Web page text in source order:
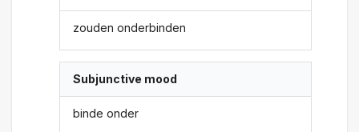
zouden onderbinden
Subjunctive mood
binde onder